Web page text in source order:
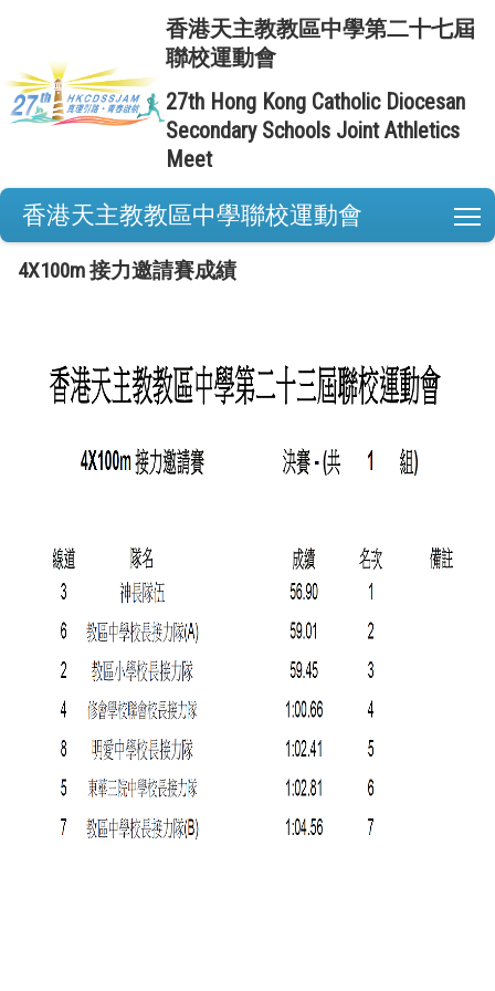
香港天主教教區中學第二十七屆
聯校運動會
27th Hong Kong Catholic Diocesan
Secondary Schools Joint Athletics
Meet
香港天主教教區中學聯校運動會
4X100m 接力邀請賽成績